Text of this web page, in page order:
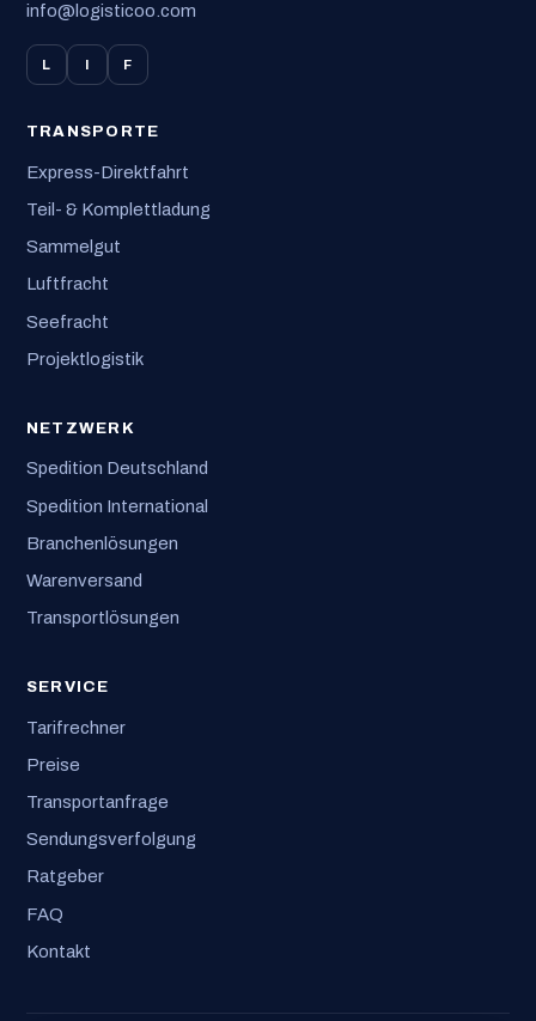
info@logisticoo.com
L I F
TRANSPORTE
Express-Direktfahrt
Teil- & Komplettladung
Sammelgut
Luftfracht
Seefracht
Projektlogistik
NETZWERK
Spedition Deutschland
Spedition International
Branchenlösungen
Warenversand
Transportlösungen
SERVICE
Tarifrechner
Preise
Transportanfrage
Sendungsverfolgung
Ratgeber
FAQ
Kontakt